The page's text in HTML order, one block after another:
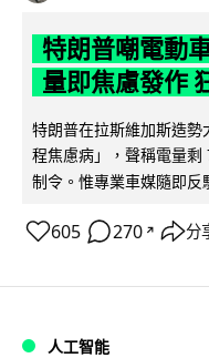
特朗普嘲電動
量即焦慮發作
特朗普在拉斯維加斯造
程焦慮病」，聲稱電量
制令。惟專業車媒隨即反
605 270 ↗ 分
人工智能